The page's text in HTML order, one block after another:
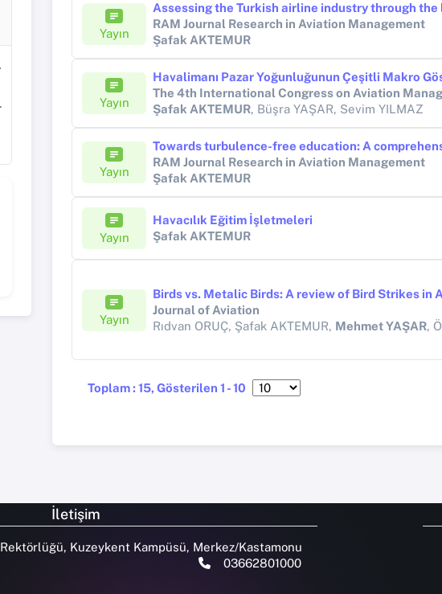
Yayın
RAM Journal Research in Aviation Management
Şafak AKTEMUR
Yayın
Şafak AKTEMUR, Büşra YAŞAR, Sevim YILMAZ
Yayın
RAM Journal Research in Aviation Management
Şafak AKTEMUR
Yayın
Havacılık Eğitim İşletmeleri
Şafak AKTEMUR
Yayın
Journal of Aviation
Rıdvan ORUÇ, Şafak AKTEMUR, Mehmet YAŞAR, Öztürk Özdemir KANAT
Toplam : 15, Gösterilen 1 - 10
İletişim
Kuzeykent Kampüsü, Merkez/Kastamonu
03662801000